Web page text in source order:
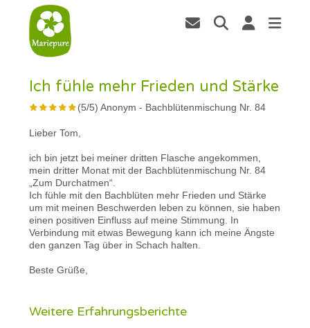
Ich fühle mehr Frieden und Stärke
(5/5)Anonym - Bachblütenmischung Nr. 84
Lieber Tom,
ich bin jetzt bei meiner dritten Flasche angekommen,
mein dritter Monat mit der Bachblütenmischung Nr. 84
„Zum Durchatmen“.
Ich fühle mit den Bachblüten mehr Frieden und Stärke
um mit meinen Beschwerden leben zu können, sie haben
einen positiven Einfluss auf meine Stimmung. In
Verbindung mit etwas Bewegung kann ich meine Ängste
den ganzen Tag über in Schach halten.
Beste Grüße,
Weitere Erfahrungsberichte